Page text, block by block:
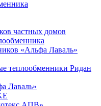
частных домов
«Альфа Лаваль»
теплообменники Ридан
Лаваль»